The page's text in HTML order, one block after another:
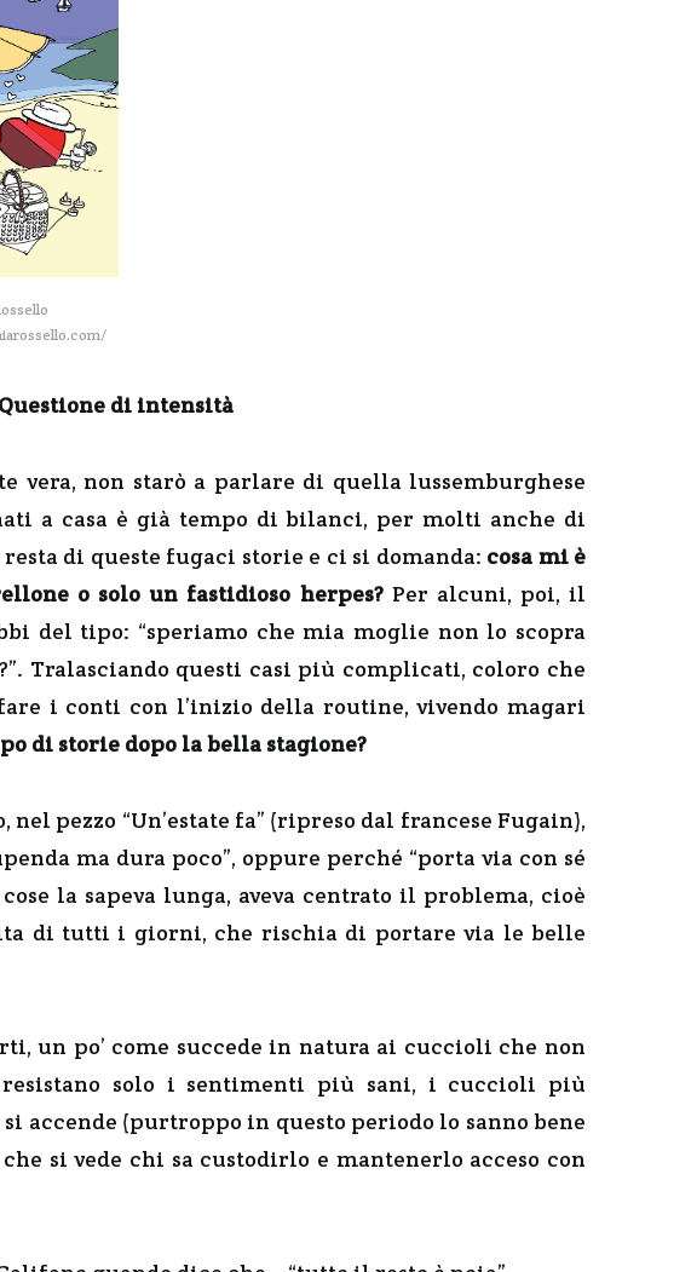
di intensità
vera, non starò a parlare di quella lussemburghese
a casa è già tempo di bilanci, per molti anche di
di queste fugaci storie e ci si domanda: cosa mi è
o solo un fastidioso herpes?Per alcuni, poi, il
del tipo: “speriamo che mia moglie non lo scopra
Tralasciando questi casi più complicati, coloro che
i conti con l’inizio della routine, vivendo magari
di storie dopo la bella stagione?
pezzo “Un’estate fa” (ripreso dal francese Fugain),
ma dura poco”, oppure perché “porta via con sé
la sapeva lunga, aveva centrato il problema, cioè
di tutti i giorni, che rischia di portare via le belle
un po’ come succede in natura ai cuccioli che non
resistano solo i sentimenti più sani, i cuccioli più
accende (purtroppo in questo periodo lo sanno bene
si vede chi sa custodirlo e mantenerlo acceso con